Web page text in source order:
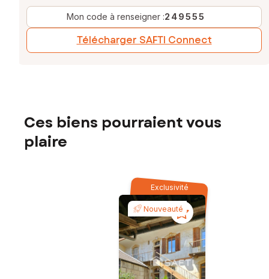
Mon code à renseigner :249555
Télécharger SAFTI Connect
Ces biens pourraient vous
plaire
Exclusivité
Nouveauté